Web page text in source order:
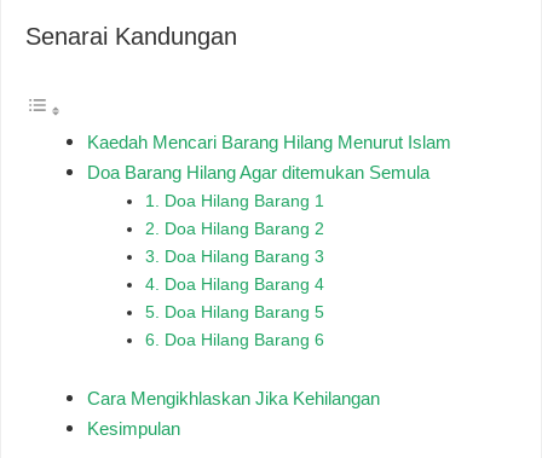
Senarai Kandungan
Kaedah Mencari Barang Hilang Menurut Islam
Doa Barang Hilang Agar ditemukan Semula
1. Doa Hilang Barang 1
2. Doa Hilang Barang 2
3. Doa Hilang Barang 3
4. Doa Hilang Barang 4
5. Doa Hilang Barang 5
6. Doa Hilang Barang 6
Cara Mengikhlaskan Jika Kehilangan
Kesimpulan